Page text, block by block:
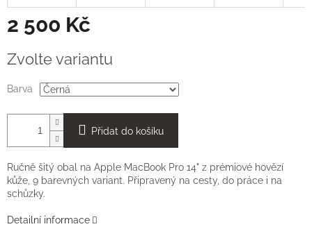
2 500 Kč
cena:
Zvolte variantu
Barva
Přidat do košíku
Ručně šitý obal na Apple MacBook Pro 14" z prémiové hovězí
kůže, 9 barevných variant. Připravený na cesty, do práce i na
schůzky.
Detailní informace